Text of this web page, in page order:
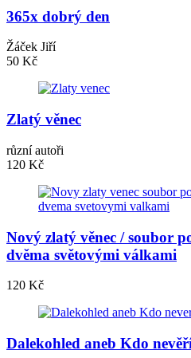
365x dobrý den
Žáček Jiří
50 Kč
Zlatý věnec
různí autoři
120 Kč
Nový zlatý věnec / soubor
dvěma světovými válkami
120 Kč
Dalekohled aneb Kdo